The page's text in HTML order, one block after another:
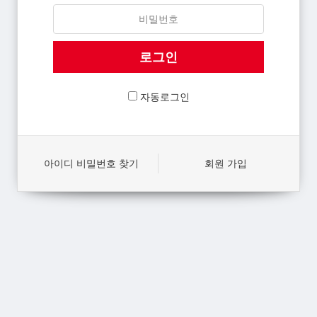
자동로그인
아이디 비밀번호 찾기 회원 가입